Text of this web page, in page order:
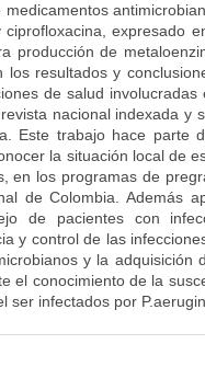
expresado
producción de
los resultados y
de salud
nacional indexada y
Este trabajo hace parte
la situación local de
en los programas de
de Colombia. Además
de pacientes con
y control de las
y la adquisición
el conocimiento de la
ser infectados por